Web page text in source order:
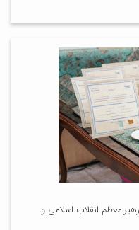
معظم انقلاب اسلامی و